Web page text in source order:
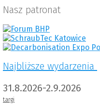
Nasz patronat
Najbliższe wydarzenia
31.8.2026-2.9.2026
targi